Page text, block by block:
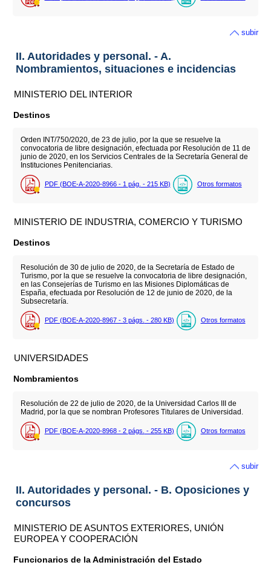
subir
II. Autoridades y personal. - A.
Nombramientos, situaciones e incidencias
MINISTERIO DEL INTERIOR
Destinos
Orden INT/750/2020, de 23 de julio, por la que se resuelve la
convocatoria de libre designación, efectuada por Resolución de 11 de
junio de 2020, en los Servicios Centrales de la Secretaría General de
Instituciones Penitenciarias.
PDF (BOE-A-2020-8966 - 1 pág. - 215 KB) Otros formatos
MINISTERIO DE INDUSTRIA, COMERCIO Y TURISMO
Destinos
Resolución de 30 de julio de 2020, de la Secretaría de Estado de
Turismo, por la que se resuelve la convocatoria de libre designación,
en las Consejerías de Turismo en las Misiones Diplomáticas de
España, efectuada por Resolución de 12 de junio de 2020, de la
Subsecretaría.
PDF (BOE-A-2020-8967 - 3 págs. - 280 KB) Otros formatos
UNIVERSIDADES
Nombramientos
Resolución de 22 de julio de 2020, de la Universidad Carlos III de
Madrid, por la que se nombran Profesores Titulares de Universidad.
PDF (BOE-A-2020-8968 - 2 págs. - 255 KB) Otros formatos
subir
II. Autoridades y personal. - B. Oposiciones y
concursos
MINISTERIO DE ASUNTOS EXTERIORES, UNIÓN
EUROPEA Y COOPERACIÓN
Funcionarios de la Administración del Estado